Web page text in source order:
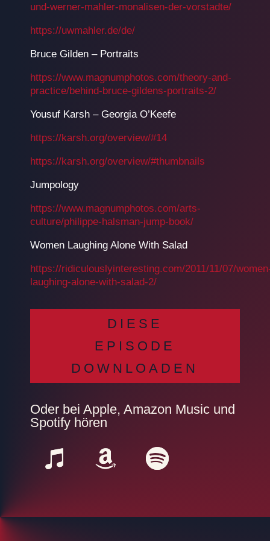
und-werner-mahler-monalisen-der-vorstadte/
https://uwmahler.de/de/
Bruce Gilden – Portraits
https://www.magnumphotos.com/theory-and-
practice/behind-bruce-gildens-portraits-2/
Yousuf Karsh – Georgia O’Keefe
https://karsh.org/overview/#14
https://karsh.org/overview/#thumbnails
Jumpology
https://www.magnumphotos.com/arts-
culture/philippe-halsman-jump-book/
Women Laughing Alone With Salad
https://ridiculouslyinteresting.com/2011/11/07/
laughing-alone-with-salad-2/
DIESE
EPISODE
DOWNLOADEN
Oder bei Apple, Amazon Music und
Spotify hören